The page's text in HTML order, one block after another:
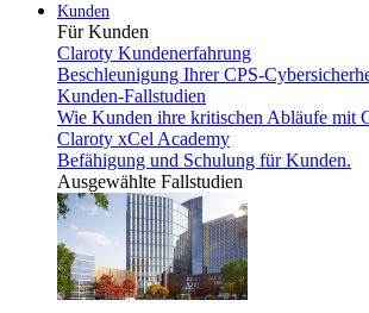
Kunden
Für Kunden
Claroty Kundenerfahrung
Beschleunigung Ihrer CPS-
Kunden-Fallstudien
Wie Kunden ihre kritischen Abläufe mit
Claroty xCel Academy
Befähigung und Schulung für Kunden.
Ausgewählte Fallstudien